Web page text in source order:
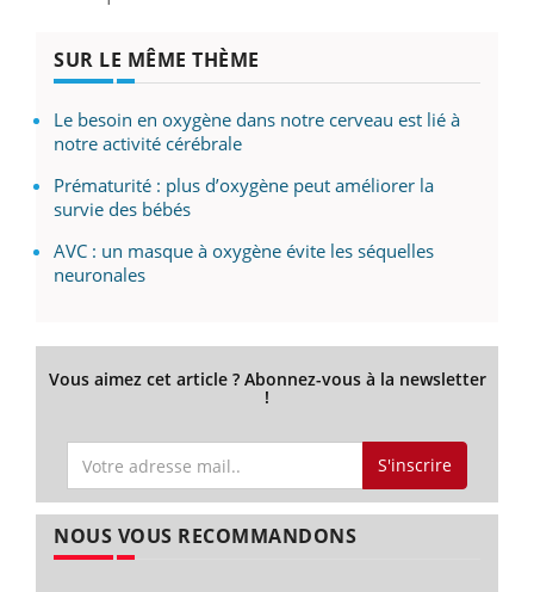
SUR LE MÊME THÈME
Le besoin en oxygène dans notre cerveau est lié à
notre activité cérébrale
Prématurité : plus d’oxygène peut améliorer la
survie des bébés
AVC : un masque à oxygène évite les séquelles
neuronales
Vous aimez cet article ? Abonnez-vous à la newsletter
!
S'inscrire
NOUS VOUS RECOMMANDONS